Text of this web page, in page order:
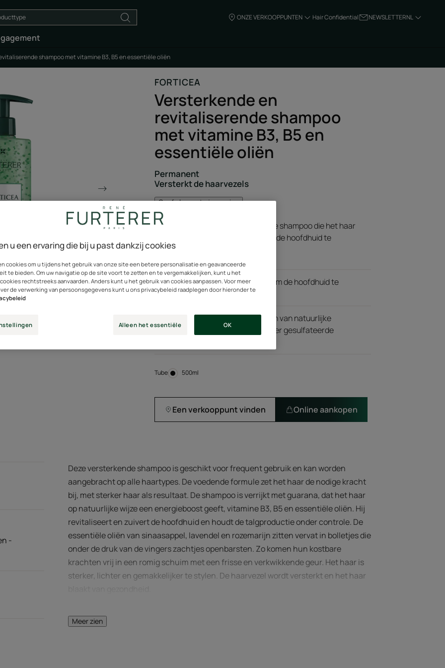
ONZE VERKOOPPUNTEN Hair Confidential NEWSLETTERNL
shampoo met vitamine B3, B5 en essentiële oliën
FORTICEA
Versterkende en
revitaliserende shampoo
met vitamine B3, B5 en
essentiële oliën
Permanent
Versterkt de haarvezels
Geef als eerste je mening
De versterkende en revitaliserende shampoo die het haar
weer sterk en vitaal maakt, zonder de hoofdhuid te
beschadigen.
Met bolletjes van essentiële oliën om de hoofdhuid te
versterken en te revitaliseren.
Bestaat voor 97% uit bestanddelen van natuurlijke
oorsprong. Zonder siliconen. Zonder gesulfateerde
Tube Tube
500ml
Een verkooppunt vinden Online aankopen
-
Deze versterkende shampoo is geschikt voor frequent gebruik en kan worden
aangebracht op alle haartypes. De voedende formule zet het haar de nodige kracht
bij, met sterker haar als resultaat. De shampoo is verrijkt met guarana, dat het haar
op natuurlijke wijze een energieboost geeft, vitamine B3, B5 en essentiële oliën. Hij
revitaliseert en zuivert de hoofdhuid en houdt de talgproductie onder controle. De
essentiële oliën van sinaasappel, lavendel en rozemarijn zitten vervat in bolletjes die
onder de druk van de vingers zachtjes openbarsten. Zo komen hun kostbare
krachten vrij in een romig schuim met een frisse en verkwikkende geur. Het haar is
sterker, lichter en gemakkelijker te stylen. De haarvezel wordt versterkt en het haar
Meer zien
u een ervaring die bij u past dankzij cookies
cookies om u tijdens het gebruik van onze site een betere personalisatie en geavanceerde
te bieden. Om uw navigatie op de site voort te zetten en te vergemakkelijken, kunt u het
rechtstreeks aanvaarden. Anders kunt u het gebruik van cookies aanpassen. Voor meer
de verwerking van persoonsgegevens kunt u ons privacybeleid raadplegen door hieronder te
Alleen het essentiële OK